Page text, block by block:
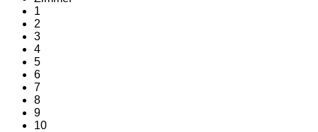
1
2
3
4
5
6
7
8
9
10